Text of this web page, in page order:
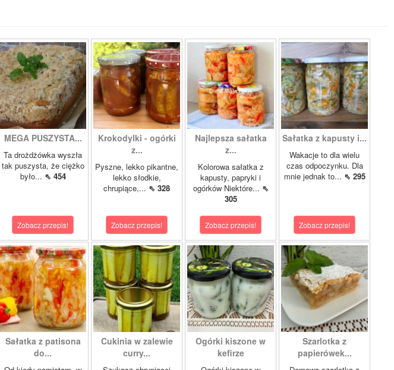
MEGA PUSZYSTA...
Ta drożdżówka wyszła
tak puszysta, że ciężko
było... ⇖ 454
Zobacz przepis!
Krokodylki - ogórki
z...
Pyszne, lekko pikantne,
lekko słodkie,
chrupiące,... ⇖ 328
Zobacz przepis!
Najlepsza sałatka
z...
Kolorowa sałatka z
kapusty, papryki i
ogórków Niektóre... ⇖
305
Zobacz przepis!
Sałatka z kapusty i...
Wakacje to dla wielu
czas odpoczynku. Dla
mnie jednak to... ⇖ 295
Zobacz przepis!
Sałatka z patisona
do...
Cukinia w zalewie
curry...
Ogórki kiszone w
kefirze
Szarlotka z
papierówek...